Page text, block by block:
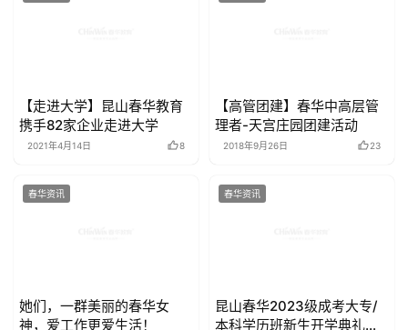
【走进大学】昆山春华教育
携手82家企业走进大学
2021年4月14日 8
【高管团建】春华中高层管
理者-天宫庄园团建活动
2018年9月26日 23
春华资讯
她们，一群美丽的春华女
神，爱工作更爱生活！
春华资讯
昆山春华2023级成考大专/
本科学历班新生开学典礼圆